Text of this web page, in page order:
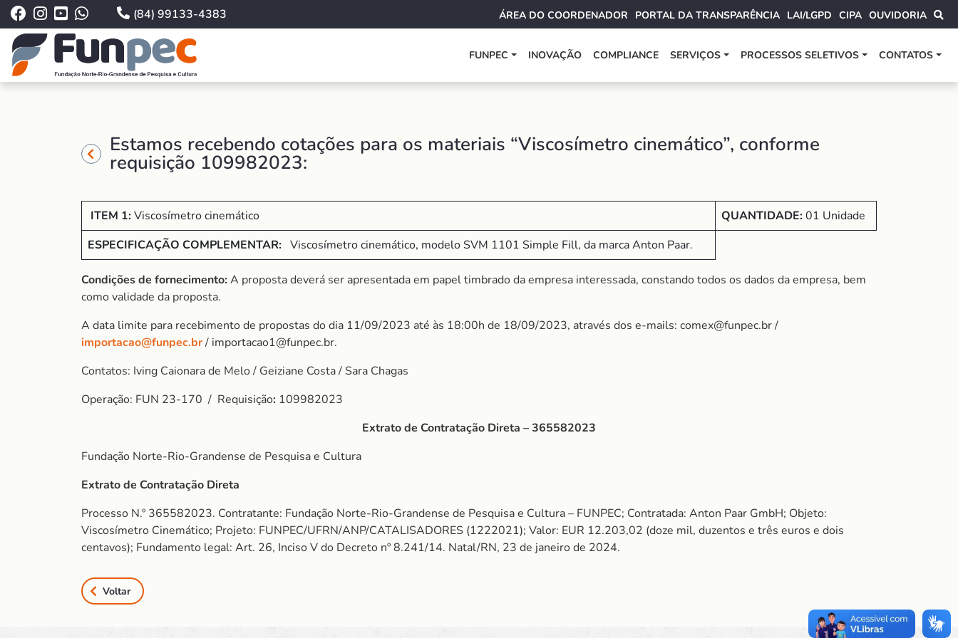
(84) 99133-4383 ÁREA DO COORDENADOR PORTAL DA TRANSPARÊNCIA LAI/LGPD CIPA OUVIDORIA
FUNPEC INOVAÇÃO COMPLIANCE SERVIÇOS PROCESSOS SELETIVOS CONTATOS
Estamos recebendo cotações para os materiais “Viscosímetro cinemático”, conforme
requisição 109982023:
ITEM 1:Viscosímetro cinemático QUANTIDADE:01 Unidade
ESPECIFICAÇÃO COMPLEMENTAR: Viscosímetro cinemático, modelo SVM 1101 Simple Fill, da marca Anton Paar.
Condições de fornecimento:A proposta deverá ser apresentada em papel timbrado da empresa interessada, constando todos os dados da empresa, bem
como validade da proposta.
A data limite para recebimento de propostas do dia 11/09/2023 até às 18:00h de 18/09/2023, através dos e-mails: comex@funpec.br /
importacao@funpec.br/ importacao1@funpec.br.
Contatos: Iving Caionara de Melo / Geiziane Costa / Sara Chagas
Operação: FUN 23-170 / Requisição: 109982023
Extrato de Contratação Direta – 365582023
Fundação Norte-Rio-Grandense de Pesquisa e Cultura
Extrato de Contratação Direta
Processo N.º 365582023. Contratante: Fundação Norte-Rio-Grandense de Pesquisa e Cultura – FUNPEC; Contratada: Anton Paar GmbH; Objeto:
Viscosímetro Cinemático; Projeto: FUNPEC/UFRN/ANP/CATALISADORES (1222021); Valor: EUR 12.203,02 (doze mil, duzentos e três euros e dois
centavos); Fundamento legal: Art. 26, Inciso V do Decreto nº 8.241/14. Natal/RN, 23 de janeiro de 2024.
Voltar